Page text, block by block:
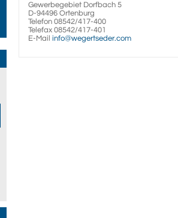
Gewerbegebiet Dorfbach 5
D-94496 Ortenburg
Telefon 08542/417-400
Telefax 08542/417-401
E-Mail info@wegertseder.com